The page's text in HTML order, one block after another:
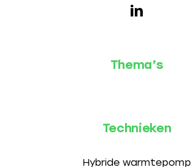
Thema’s
Technieken
Hybride warmtepomp